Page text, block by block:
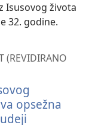
Isusovog života
32. godine.
(REVIDIRANO
opsežna